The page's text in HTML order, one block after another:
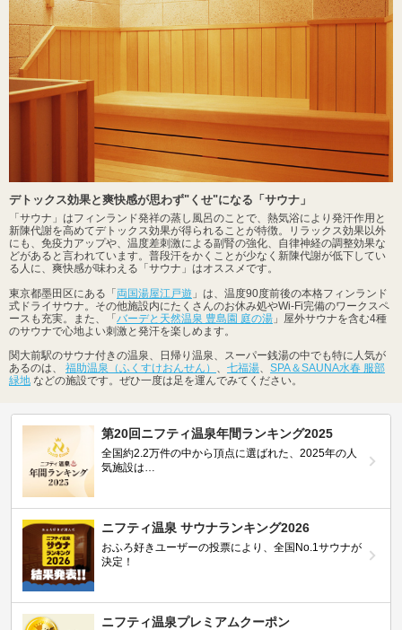
デトックス効果と爽快感が思わず"くせ"になる「サウナ」
「サウナ」はフィンランド発祥の蒸し風呂のことで、熱気浴により発汗作用と
新陳代謝を高めてデトックス効果が得られることが特徴。リラックス効果以外
にも、免疫力アップや、温度差刺激による副腎の強化、自律神経の調整効果な
どがあると言われています。普段汗をかくことが少なく新陳代謝が低下してい
る人に、爽快感が味わえる「サウナ」はオススメです。
東京都墨田区にある「 両国湯屋江戸遊 」は、温度90度前後の本格フィンランド
式ドライサウナ。その他施設内にたくさんのお休み処やWi-Fi完備のワークスペ
ースも充実。また、「 バーデと天然温泉 豊島園 庭の湯 」屋外サウナを含む4種
のサウナで心地よい刺激と発汗を楽しめます。
関大前駅のサウナ付きの温泉、日帰り温泉、スーパー銭湯の中でも特に人気が
あるのは、 福助温泉（ふくすけおんせん） 、 七福湯、 SPA＆SAUNA水春 服部
緑地 などの施設です。ぜひ一度は足を運んでみてください。
第20回ニフティ温泉年間ランキング2025
全国約2.2万件の中から頂点に選ばれた、2025年の人
気施設は…
ニフティ温泉 サウナランキング2026
おふろ好きユーザーの投票により、全国No.1サウナが
決定！
ニフティ温泉プレミアムクーポン